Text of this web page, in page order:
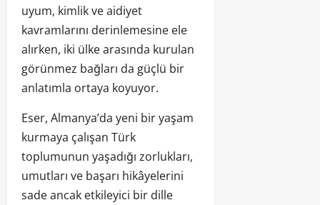
uyum, kimlik ve aidiyet
kavramlarını derinlemesine ele
alırken, iki ülke arasında kurulan
görünmez bağları da güçlü bir
anlatımla ortaya koyuyor.
Eser, Almanya’da yeni bir yaşam
kurmaya çalışan Türk
toplumunun yaşadığı zorlukları,
umutları ve başarı hikâyelerini
sade ancak etkileyici bir dille